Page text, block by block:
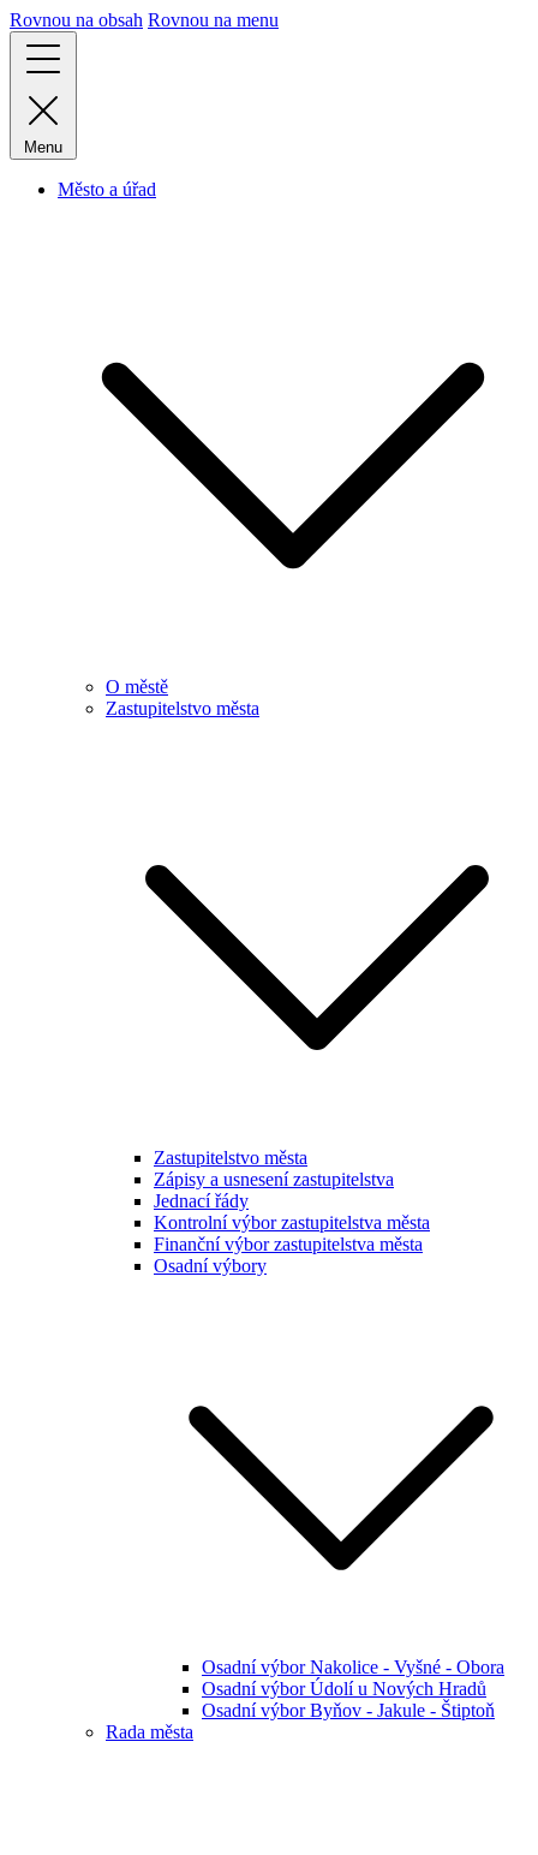
Rovnou na obsah Rovnou na menu
Menu
Město a úřad
O městě
Zastupitelstvo města
Zastupitelstvo města
Zápisy a usnesení zastupitelstva
Jednací řády
Kontrolní výbor zastupitelstva města
Finanční výbor zastupitelstva města
Osadní výbory
Osadní výbor Nakolice - Vyšné - Obora
Osadní výbor Údolí u Nových Hradů
Osadní výbor Byňov - Jakule - Štiptoň
Rada města